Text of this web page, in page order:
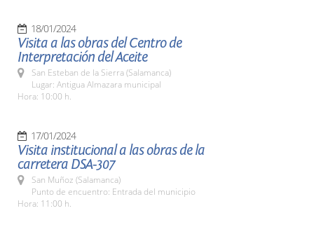
18/01/2024
Visita a las obras del Centro de
Interpretación del Aceite
San Esteban de la Sierra (Salamanca)
Lugar: Antigua Almazara municipal
Hora: 10:00 h.
17/01/2024
Visita institucional a las obras de la
carretera DSA-307
San Muñoz (Salamanca)
Punto de encuentro: Entrada del municipio
Hora: 11:00 h.